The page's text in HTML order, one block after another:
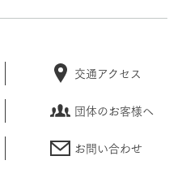
交通アクセス
団体のお客様へ
お問い合わせ